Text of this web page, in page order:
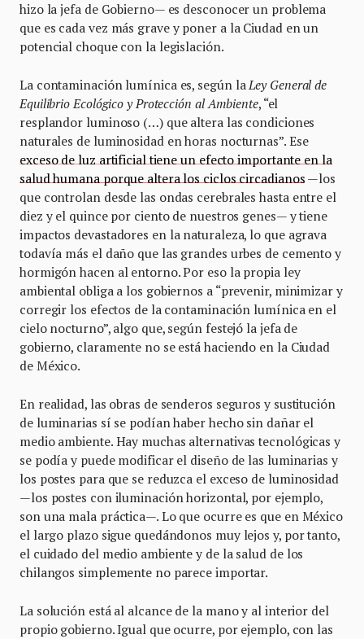
hizo la jefa de Gobierno— es desconocer un problema
que es cada vez más grave y poner a la Ciudad en un
potencial choque con la legislación.
La contaminación lumínica es, según laLey General de
Equilibrio Ecológico y Protección al Ambiente, “el
resplandor luminoso (…) que altera las condiciones
naturales de luminosidad en horas nocturnas”. Ese
exceso de luz artificial tiene un efecto importante en la
salud humana porque altera los ciclos circadianos —los
que controlan desde las ondas cerebrales hasta entre el
diez y el quince por ciento de nuestros genes— y tiene
impactos devastadores en la naturaleza, lo que agrava
todavía más el daño que las grandes urbes de cemento y
hormigón hacen al entorno. Por eso la propia ley
ambiental obliga a los gobiernos a “prevenir, minimizar y
corregir los efectos de la contaminación lumínica en el
cielo nocturno”, algo que, según festejó la jefa de
gobierno, claramente no se está haciendo en la Ciudad
de México.
En realidad, las obras de senderos seguros y sustitución
de luminarias sí se podían haber hecho sin dañar el
medio ambiente. Hay muchas alternativas tecnológicas y
se podía y puede modificar el diseño de las luminarias y
los postes para que se reduzca el exceso de luminosidad
—los postes con iluminación horizontal, por ejemplo,
son una mala práctica—. Lo que ocurre es que en México
el largo plazo sigue quedándonos muy lejos y, por tanto,
el cuidado del medio ambiente y de la salud de los
chilangos simplemente no parece importar.
La solución está al alcance de la mano y al interior del
propio gobierno. Igual que ocurre, por ejemplo, con las